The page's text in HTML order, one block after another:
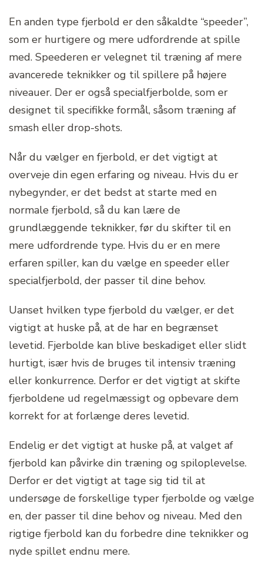
En anden type fjerbold er den såkaldte “speeder”,
som er hurtigere og mere udfordrende at spille
med. Speederen er velegnet til træning af mere
avancerede teknikker og til spillere på højere
niveauer. Der er også specialfjerbolde, som er
designet til specifikke formål, såsom træning af
smash eller drop-shots.
Når du vælger en fjerbold, er det vigtigt at
overveje din egen erfaring og niveau. Hvis du er
nybegynder, er det bedst at starte med en
normale fjerbold, så du kan lære de
grundlæggende teknikker, før du skifter til en
mere udfordrende type. Hvis du er en mere
erfaren spiller, kan du vælge en speeder eller
specialfjerbold, der passer til dine behov.
Uanset hvilken type fjerbold du vælger, er det
vigtigt at huske på, at de har en begrænset
levetid. Fjerbolde kan blive beskadiget eller slidt
hurtigt, især hvis de bruges til intensiv træning
eller konkurrence. Derfor er det vigtigt at skifte
fjerboldene ud regelmæssigt og opbevare dem
korrekt for at forlænge deres levetid.
Endelig er det vigtigt at huske på, at valget af
fjerbold kan påvirke din træning og spiloplevelse.
Derfor er det vigtigt at tage sig tid til at
undersøge de forskellige typer fjerbolde og vælge
en, der passer til dine behov og niveau. Med den
rigtige fjerbold kan du forbedre dine teknikker og
nyde spillet endnu mere.